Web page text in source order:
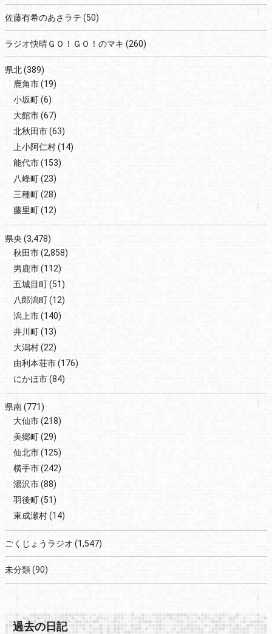
佐藤有希のあさラテ (50)
ラジオ快晴ＧＯ！ＧＯ！のマキ (260)
県北(389)
鹿角市(19)
小坂町(6)
大館市(67)
北秋田市(63)
上小阿仁村(14)
能代市(153)
八峰町(23)
三種町(28)
藤里町(12)
県央(3,478)
秋田市(2,858)
男鹿市(112)
五城目町(51)
八郎潟町(12)
潟上市(140)
井川町(13)
大潟村(22)
由利本荘市(176)
にかほ市(84)
県南(771)
大仙市(218)
美郷町(29)
仙北市(125)
横手市(242)
湯沢市(88)
羽後町(51)
東成瀬村(14)
ごくじょうラジオ (1,547)
未分類(90)
過去の日記